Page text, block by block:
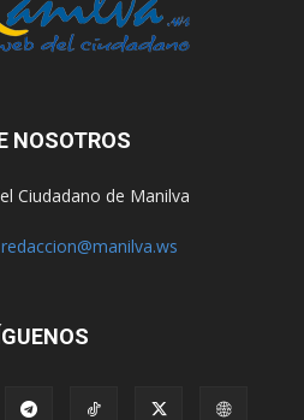
NOSOTROS
Ciudadano de Manilva
redaccion@manilva.ws